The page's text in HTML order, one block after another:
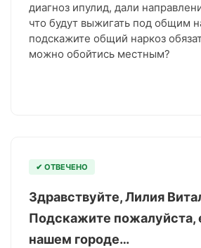
диагноз ипулид, дали
что будут выжигать под общим
подскажите общий наркоз
можно обойтись местным?
✔ ОТВЕЧЕНО
Здравствуйте, Лилия
Подскажите пожалуйста,
нашем городе…